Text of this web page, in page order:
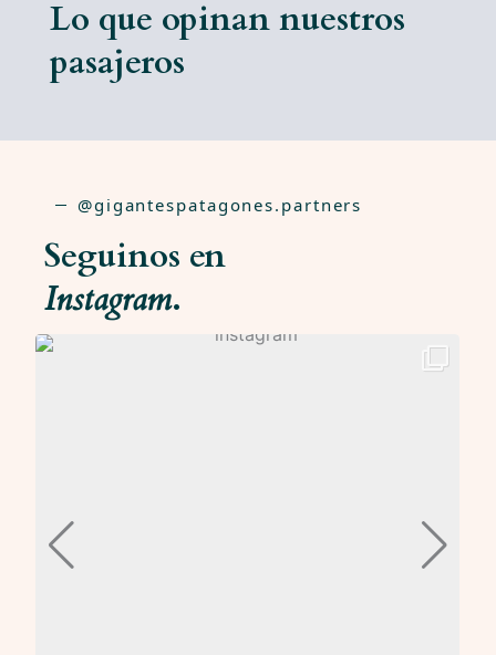
Lo que opinan nuestros
pasajeros
@gigantespatagones.partners
Seguinos en
Instagram.